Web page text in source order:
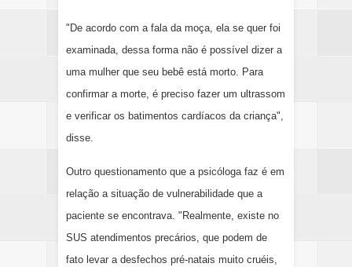
"De acordo com a fala da moça, ela se quer foi
examinada, dessa forma não é possível dizer a
uma mulher que seu bebê está morto. Para
confirmar a morte, é preciso fazer um ultrassom
e verificar os batimentos cardíacos da criança",
disse.
Outro questionamento que a psicóloga faz é em
relação a situação de vulnerabilidade que a
paciente se encontrava. "Realmente, existe no
SUS atendimentos precários, que podem de
fato levar a desfechos pré-natais muito cruéis,